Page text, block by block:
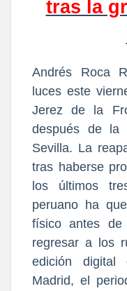
tras la
Andrés Roca
luces este
Jerez de la
después de la
Sevilla. La
tras haberse
los últimos
peruano ha
físico antes
regresar a los
edición
Madrid, el